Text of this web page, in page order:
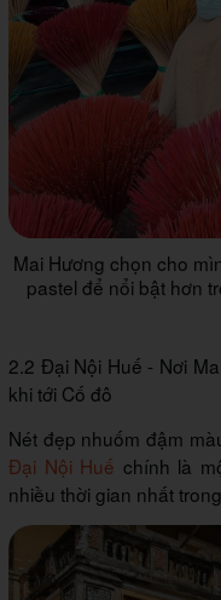
Mai Hương chọn cho
pastel để nổi bật hơn
2.2 Đại Nội Huế - Nơi
khi tới Cố đô
Nét đẹp nhuốm đậm
Đại Nội Huế chính là
nhiều thời gian nhất